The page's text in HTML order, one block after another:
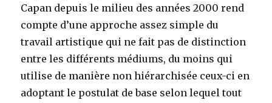
Capan depuis le milieu des années 2000 rend
compte d’une approche assez simple du
travail artistique qui ne fait pas de distinction
entre les différents médiums, du moins qui
utilise de manière non hiérarchisée ceux-ci en
adoptant le postulat de base selon lequel tout